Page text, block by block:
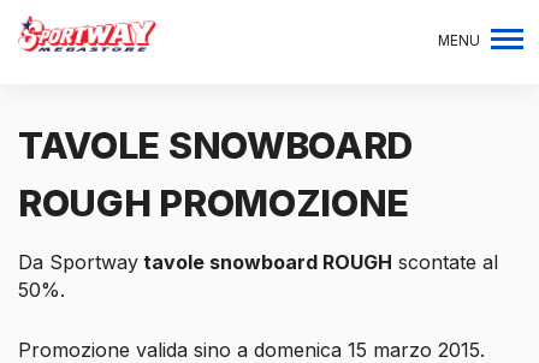
MENU
TAVOLE SNOWBOARD
ROUGH PROMOZIONE
Da Sportway tavole snowboard ROUGH scontate al
50%.
Promozione valida sino a domenica 15 marzo 2015.